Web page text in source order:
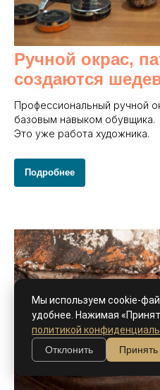
Мы используем cookie-
удобнее. Нажимая
политикой
Отклонить
Принять
Ручной окрас,
создаются
Профессиональный ручной
базовым навыком обувщика.
Это уже работа художника.
Подробнее